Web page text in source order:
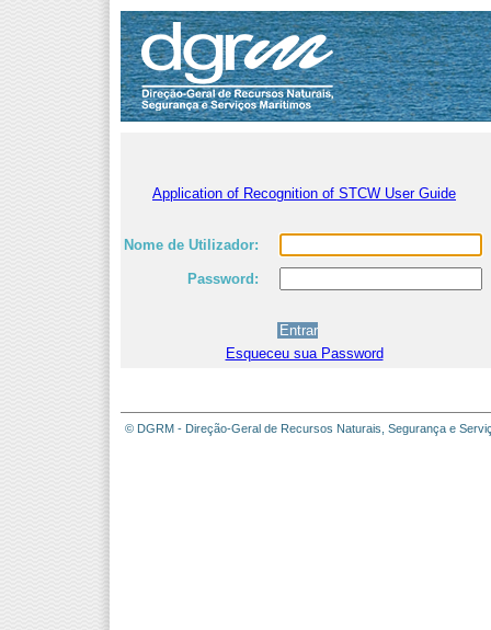
Application of Recognition of STCW User Guide
Nome de Utilizador:
Password:
Esqueceu sua Password
© DGRM - Direção-Geral de Recursos Naturais, Segurança e